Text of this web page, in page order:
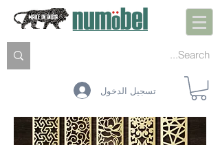
تسجيل الدخول